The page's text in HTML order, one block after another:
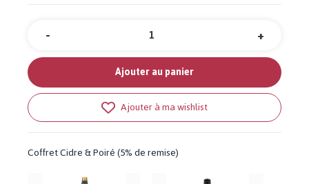
Quantité +
-
Ajouter au panier
Ajouter à ma wishlist
Coffret Cidre & Poiré (5% de remise)